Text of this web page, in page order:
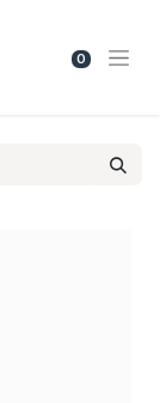
0